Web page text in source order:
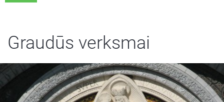
Graudūs verksmai